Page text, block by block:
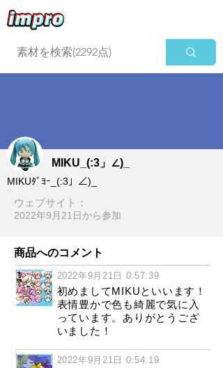
MIKU_(:3」∠)_
MIKUﾀﾞﾖｰ_(:3」∠)_
ウェブサイト：
2022年9月21日​から参加
商品へのコメント
2022年9月21日 0:57:39
初めましてMIKUといいます！
表情豊かで色も綺麗で気に入
っています。ありがとうござ
いました！
2022年9月21日 0:54:19